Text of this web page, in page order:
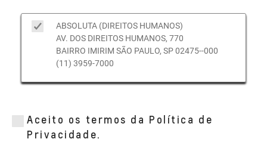
ABSOLUTA (DIREITOS HUMANOS)
AV. DOS DIREITOS HUMANOS, 770
BAIRRO IMIRIM SÃO PAULO, SP 02475--000
(11) 3959-7000
Aceito os termos da Política de
Privacidade.